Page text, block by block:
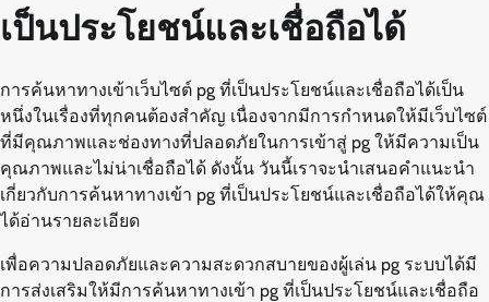
เป็นประโยชน์และเชื่อถือได้
การค้นหาทางเข้าเว็บไซต์ pg ที่เป็นประโยชน์และเชื่อถือได้เป็น
หนึ่งในเรื่องที่ทุกคนต้องสำคัญ เนื่องจากมีการกำหนดให้มีเว็บไซต์
ที่มีคุณภาพและช่องทางที่ปลอดภัยในการเข้าสู่ pg ให้มีความเป็น
คุณภาพและไม่น่าเชื่อถือได้ ดังนั้น วันนี้เราจะนำเสนอคำแนะนำ
เกี่ยวกับการค้นหาทางเข้า pg ที่เป็นประโยชน์และเชื่อถือได้ให้คุณ
ได้อ่านรายละเอียด
เพื่อความปลอดภัยและความสะดวกสบายของผู้เล่น pg ระบบได้มี
การส่งเสริมให้มีการค้นหาทางเข้า pg ที่เป็นประโยชน์และเชื่อถือ